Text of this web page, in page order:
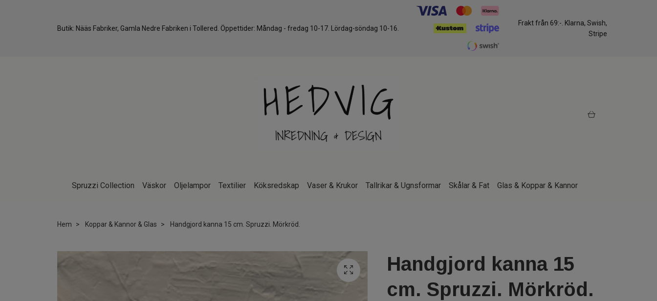
Butik: Nääs Fabriker, Gamla Nedre Fabriken i Tollered. Öppettider: Måndag - fredag 10-17. Lördag-söndag 10-16.
Frakt från 69:-. Klarna, Swish,
Stripe
Spruzzi Collection Väskor Oljelampor Textilier Köksredskap Vaser & Krukor Tallrikar & Ugnsformar Skålar & Fat Glas & Koppar & Kannor
Hem Koppar & Kannor & Glas Handgjord kanna 15 cm. Spruzzi. Mörkröd.
Handgjord kanna 15
cm. Spruzzi. Mörkröd.